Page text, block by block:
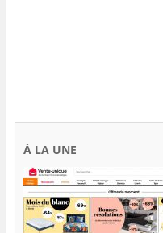
À LA UNE